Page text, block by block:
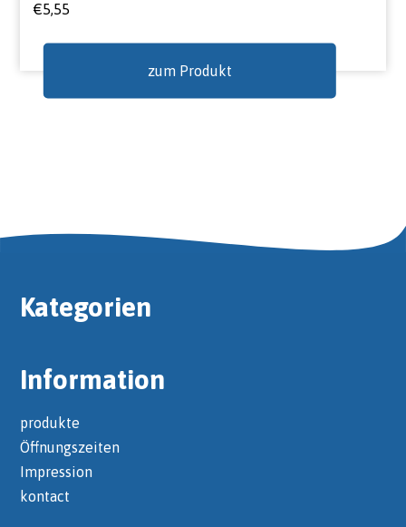
€5,55
zum Produkt
Kategorien
Information
produkte
Öffnungszeiten
Impression
kontact